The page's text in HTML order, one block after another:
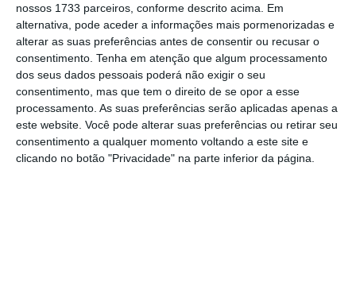
nossos 1733 parceiros, conforme descrito acima. Em
alternativa, pode aceder a informações mais pormenorizadas e
alterar as suas preferências antes de consentir ou recusar o
consentimento. Tenha em atenção que algum processamento
dos seus dados pessoais poderá não exigir o seu
consentimento, mas que tem o direito de se opor a esse
processamento. As suas preferências serão aplicadas apenas a
este website. Você pode alterar suas preferências ou retirar seu
consentimento a qualquer momento voltando a este site e
clicando no botão "Privacidade" na parte inferior da página.
tranquila, quer enquanto antigo membro da
assembleia geral da Raríssimas, quer
enquanto ministro que tutela a Segurança
Social e que concede a maioria dos apoios à
instituição,o ministro respondeu
afirmativamente.
“Obviamente que, se isso tivesse acontecido,